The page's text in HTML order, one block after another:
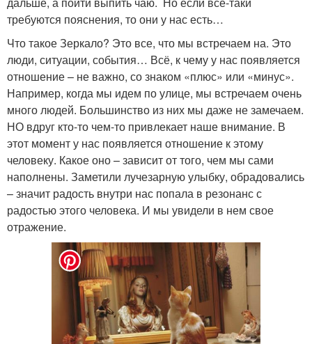
требуются пояснения, то они у нас есть…
Что такое Зеркало? Это все, что мы встречаем на. Это
люди, ситуации, события… Всё, к чему у нас появляется
отношение – не важно, со знаком «плюс» или «минус».
Например, когда мы идем по улице, мы встречаем очень
много людей. Большинство из них мы даже не замечаем.
НО вдруг кто-то чем-то привлекает наше внимание. В
этот момент у нас появляется отношение к этому
человеку. Какое оно – зависит от того, чем мы сами
наполнены. Заметили лучезарную улыбку, обрадовались
– значит радость внутри нас попала в резонанс с
радостью этого человека. И мы увидели в нем свое
отражение.